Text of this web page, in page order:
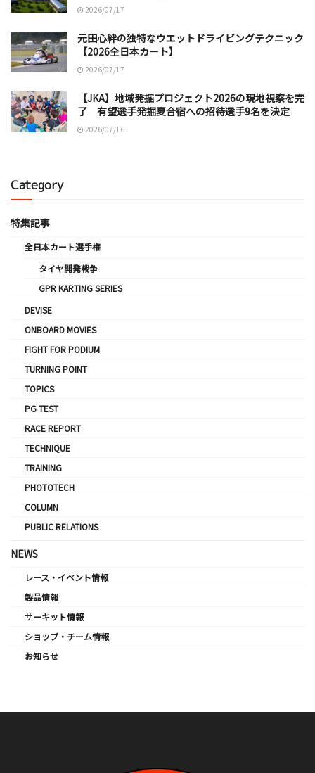
2026/07/17
元田心絆の独特なウエットドライビングテクニック
【2026全日本カート】
2026/07/17
【JKA】地域発掘プロジェクト2026の現地視察を完
了 有望選手発掘夏合宿への招待選手9名を決定
2026/07/16
Category
特集記事
全日本カート選手権
タイヤ開発戦争
GPR KARTING SERIES
DEVISE
ONBOARD MOVIES
FIGHT FOR PODIUM
TURNING POINT
TOPICS
PG TEST
RACE REPORT
TECHNIQUE
TRAINING
PHOTOTECH
COLUMN
PUBLIC RELATIONS
NEWS
レース・イベント情報
製品情報
サーキット情報
ショップ・チーム情報
お知らせ